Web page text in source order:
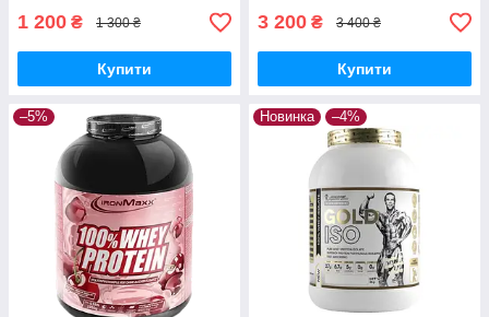
1 200 ₴ 1 300 ₴
Купити
3 200 ₴ 3 400 ₴
Купити
–5% Новинка –4%